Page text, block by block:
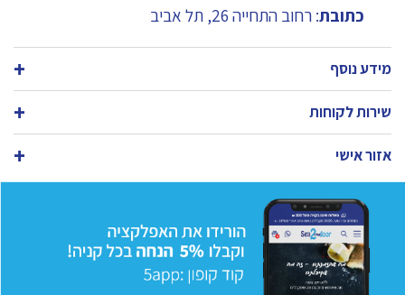
כתובת: רחוב התחייה 26, תל אביב
מידע נוסף
שירות לקוחות
אזור אישי